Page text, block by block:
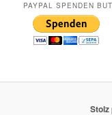
PAYPAL SPENDEN
Stolz